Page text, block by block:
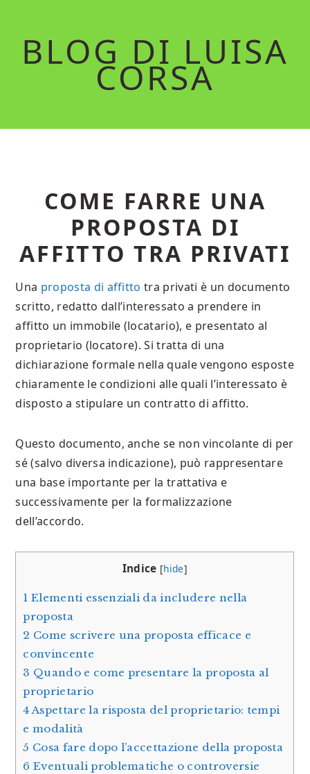
main
content
primary
sidebarBLOG DI LUISA
CORSA
COME FARRE UNA
PROPOSTA DI
AFFITTO TRA PRIVATI
Una proposta di affitto tra privati è un documento
scritto, redatto dall’interessato a prendere in
affitto un immobile (locatario), e presentato al
proprietario (locatore). Si tratta di una
dichiarazione formale nella quale vengono esposte
chiaramente le condizioni alle quali l’interessato è
disposto a stipulare un contratto di affitto.
Questo documento, anche se non vincolante di per
sé (salvo diversa indicazione), può rappresentare
una base importante per la trattativa e
successivamente per la formalizzazione
dell’accordo.
Indice [hide]
1 Elementi essenziali da includere nella
proposta
2 Come scrivere una proposta efficace e
convincente
3 Quando e come presentare la proposta al
proprietario
4Aspettare la risposta del proprietario: tempi
e modalità
5 Cosa fare dopo l’accettazione della proposta
6 Eventuali problematiche o controversie